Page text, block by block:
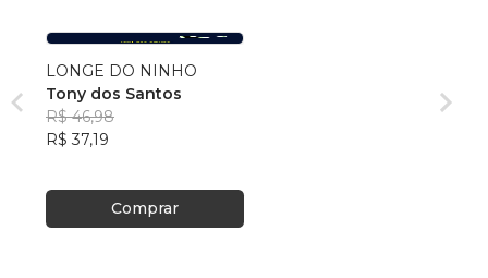
LONGE DO NINHO
Tony dos Santos
R$ 46,98
R$ 37,19
Comprar